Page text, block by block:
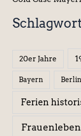
20er Jahre
Bayern Berlin
Ferien
Frauenleben